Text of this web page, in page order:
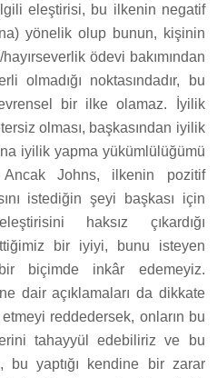
eleştirisi, bu ilkenin negatif
yönelik olup bunun, kişinin
ödevi bakımından
olmadığı noktasındadır, bu
bir ilke olamaz. İyilik
olması, başkasından iyilik
iyilik yapma yükümlülüğümü
Ancak Johns, ilkenin pozitif
istediğin şeyi başkası için
haksız çıkardığı
bir iyiyi, bunu isteyen
biçimde inkâr edemeyiz.
dair açıklamaları da dikkate
etmeyi reddedersek, onların bu
tahayyül edebiliriz ve bu
bu yaptığı kendine bir zarar